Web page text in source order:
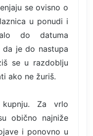
se ovisno o
u ponudi i
do datuma
je do nastupa
se u razdoblju
ako ne žuriš.
Za vrlo
obično najniže
i ponovno u